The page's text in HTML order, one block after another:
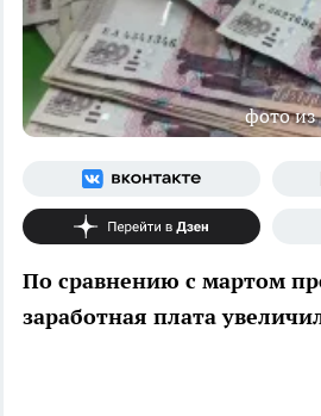
фото из
По сравнению с мартом
заработная плата